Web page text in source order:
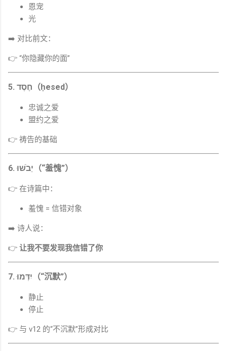
恩宠
光
➡️ 对比前文：
👉 “你隐藏你的面”
5. חֶסֶד（ḥesed）
忠诚之爱
盟约之爱
👉 祷告的基础
6. יֵבֹשׁוּ（“羞愧”）
👉 在诗篇中：
羞愧 = 信错对象
➡️ 诗人说：
👉 让我不要发现我信错了你
7. יִדְּמוּ（“沉默”）
静止
停止
👉 与 v12 的“不沉默”形成对比